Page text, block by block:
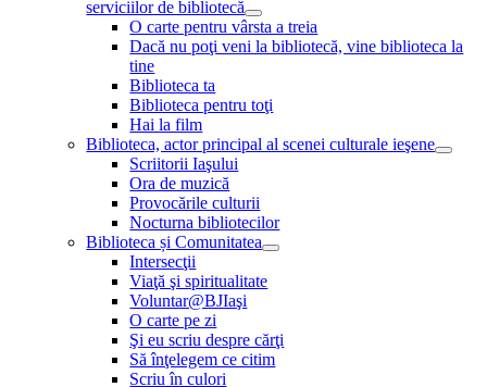
serviciilor de bibliotecă
O carte pentru vârsta a treia
Dacă nu poţi veni la bibliotecă, vine biblioteca la
tine
Biblioteca ta
Biblioteca pentru toţi
Hai la film
Biblioteca, actor principal al scenei culturale ieşene
Scriitorii Iaşului
Ora de muzică
Provocările culturii
Nocturna bibliotecilor
Biblioteca și Comunitatea
Intersecţii
Viaţă şi spiritualitate
Voluntar@BJIaşi
O carte pe zi
Şi eu scriu despre cărţi
Să înţelegem ce citim
Scriu în culori